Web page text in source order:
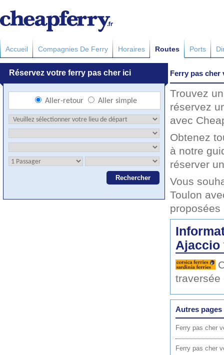
Accueil Compagnies De Ferry Horaires Routes Ports
Ferry pas cher
Trouvez
réservez
avec
Obtenez
à notre
réserver
Vous
Toulon
proposées
Ajaccio
traversée
Autres pages
Ferry pas cher
Ferry pas cher